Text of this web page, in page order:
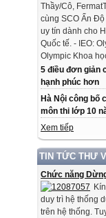
Thầy/Cô,
cùng SCO Ấn
uy tín dành cho
Quốc tế. - IEO:
Olympic Khoa
5 điều đơn giản
hạnh phúc hơn
Hà Nội công bố
môn thi lớp 10
Xem tiếp
TIN TỨC THƯ
Chức năng
duy trì hệ thống
trên hệ thống.